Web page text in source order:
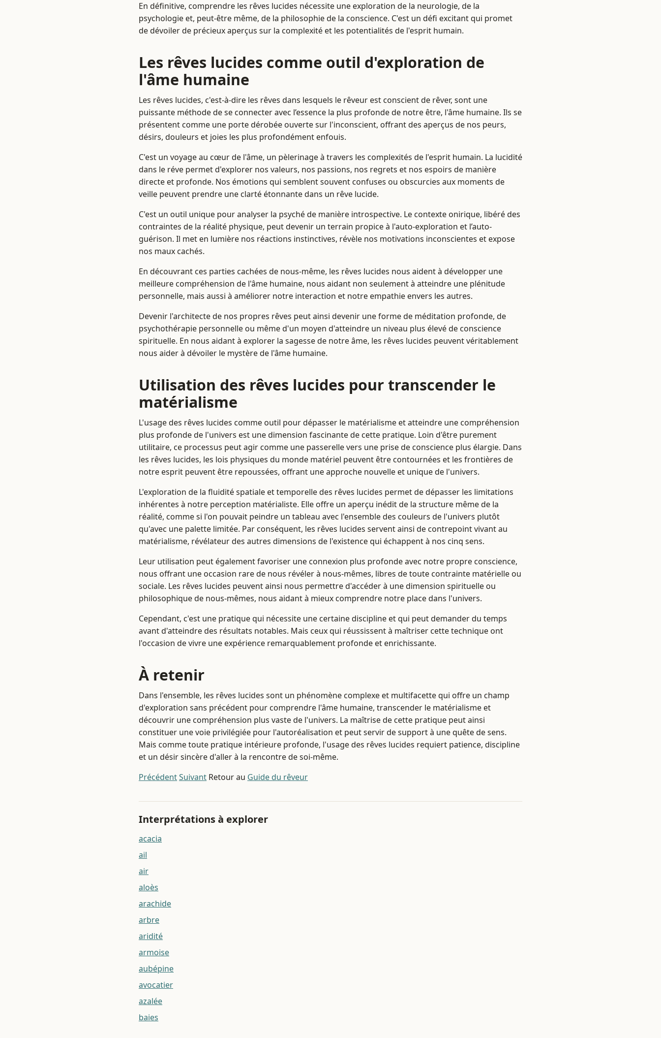
En définitive, comprendre les rêves lucides nécessite une exploration de la neurologie, de la
psychologie et, peut-être même, de la philosophie de la conscience. C'est un défi excitant qui promet
de dévoiler de précieux aperçus sur la complexité et les potentialités de l'esprit humain.
Les rêves lucides comme outil d'exploration de
l'âme humaine
Les rêves lucides, c'est-à-dire les rêves dans lesquels le rêveur est conscient de rêver, sont une
puissante méthode de se connecter avec l’essence la plus profonde de notre être, l'âme humaine. Ils se
présentent comme une porte dérobée ouverte sur l'inconscient, offrant des aperçus de nos peurs,
désirs, douleurs et joies les plus profondément enfouis.
C'est un voyage au cœur de l'âme, un pèlerinage à travers les complexités de l'esprit humain. La lucidité
dans le réve permet d'explorer nos valeurs, nos passions, nos regrets et nos espoirs de manière
directe et profonde. Nos émotions qui semblent souvent confuses ou obscurcies aux moments de
veille peuvent prendre une clarté étonnante dans un rêve lucide.
C'est un outil unique pour analyser la psyché de manière introspective. Le contexte onirique, libéré des
contraintes de la réalité physique, peut devenir un terrain propice à l'auto-exploration et l’auto-
guérison. Il met en lumière nos réactions instinctives, révèle nos motivations inconscientes et expose
nos maux cachés.
En découvrant ces parties cachées de nous-même, les rêves lucides nous aident à développer une
meilleure compréhension de l'âme humaine, nous aidant non seulement à atteindre une plénitude
personnelle, mais aussi à améliorer notre interaction et notre empathie envers les autres.
Devenir l'architecte de nos propres rêves peut ainsi devenir une forme de méditation profonde, de
psychothérapie personnelle ou même d'un moyen d'atteindre un niveau plus élevé de conscience
spirituelle. En nous aidant à explorer la sagesse de notre âme, les rêves lucides peuvent véritablement
nous aider à dévoiler le mystère de l'âme humaine.
Utilisation des rêves lucides pour transcender le
matérialisme
L'usage des rêves lucides comme outil pour dépasser le matérialisme et atteindre une compréhension
plus profonde de l'univers est une dimension fascinante de cette pratique. Loin d'être purement
utilitaire, ce processus peut agir comme une passerelle vers une prise de conscience plus élargie. Dans
les rêves lucides, les lois physiques du monde matériel peuvent être contournées et les frontières de
notre esprit peuvent être repoussées, offrant une approche nouvelle et unique de l'univers.
L'exploration de la fluidité spatiale et temporelle des rêves lucides permet de dépasser les limitations
inhérentes à notre perception matérialiste. Elle offre un aperçu inédit de la structure même de la
réalité, comme si l'on pouvait peindre un tableau avec l'ensemble des couleurs de l'univers plutôt
qu'avec une palette limitée. Par conséquent, les rêves lucides servent ainsi de contrepoint vivant au
matérialisme, révélateur des autres dimensions de l'existence qui échappent à nos cinq sens.
Leur utilisation peut également favoriser une connexion plus profonde avec notre propre conscience,
nous offrant une occasion rare de nous révéler à nous-mêmes, libres de toute contrainte matérielle ou
sociale. Les rêves lucides peuvent ainsi nous permettre d'accéder à une dimension spirituelle ou
philosophique de nous-mêmes, nous aidant à mieux comprendre notre place dans l'univers.
Cependant, c'est une pratique qui nécessite une certaine discipline et qui peut demander du temps
avant d'atteindre des résultats notables. Mais ceux qui réussissent à maîtriser cette technique ont
l'occasion de vivre une expérience remarquablement profonde et enrichissante.
À retenir
Dans l'ensemble, les rêves lucides sont un phénomène complexe et multifacette qui offre un champ
d'exploration sans précédent pour comprendre l'âme humaine, transcender le matérialisme et
découvrir une compréhension plus vaste de l'univers. La maîtrise de cette pratique peut ainsi
constituer une voie privilégiée pour l'autoréalisation et peut servir de support à une quête de sens.
Mais comme toute pratique intérieure profonde, l'usage des rêves lucides requiert patience, discipline
et un désir sincère d'aller à la rencontre de soi-même.
PrécédentSuivant Retour au Guide du rêveur
Interprétations à explorer
acacia
ail
air
aloès
arachide
arbre
aridité
armoise
aubépine
avocatier
azalée
baies